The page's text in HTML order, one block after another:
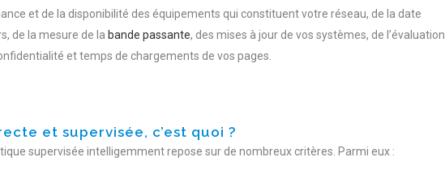
et de la disponibilité des équipements qui constituent votre réseau, de la date
de la mesure de la bande passante, des mises à jour de vos systèmes, de
et temps de chargements de vos pages.
et supervisée, c’est quoi ?
supervisée intelligemment repose sur de nombreux critères. Parmi eux :